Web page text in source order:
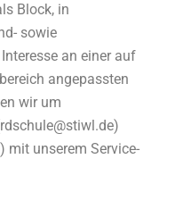
Block, in
sowie
Interesse an einer auf
angepassten
wir um
) mit unserem Service-